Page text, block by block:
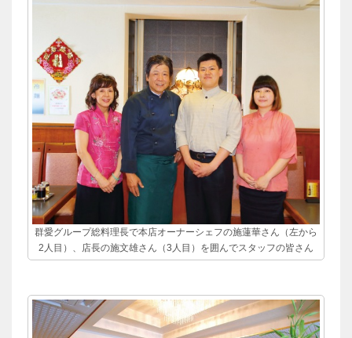
群愛グループ総料理長で本店オーナーシェフの施蓮華さん（左から
2人目）、店長の施文雄さん（3人目）を囲んでスタッフの皆さん